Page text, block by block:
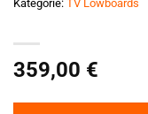
359,00 €
Kategorie: TV Lowboards